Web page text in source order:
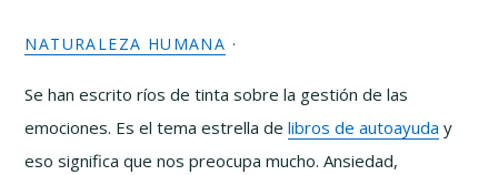
NATURALEZA HUMANA ·
Se han escrito ríos de tinta sobre la gestión de las
emociones. Es el tema estrella delibros de autoayuda y
eso significa que nos preocupa mucho. Ansiedad,